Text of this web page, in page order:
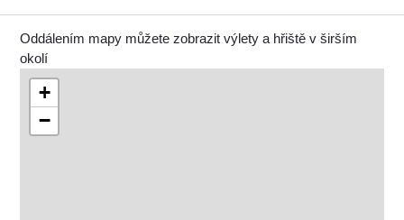
Oddálením mapy můžete zobrazit výlety a hřiště v širším
okolí
+
−